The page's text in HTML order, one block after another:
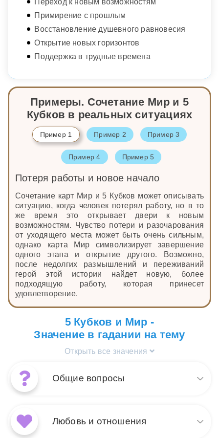
Переход к новым возможностям
Примирение с прошлым
Восстановление душевного равновесия
Открытие новых горизонтов
Поддержка в трудные времена
Примеры. Сочетание Мир и 5
Кубков в реальных ситуациях
Пример 1 Пример 2 Пример 3
Пример 4 Пример 5
Потеря работы и новое начало
Сочетание карт Мир и 5 Кубков может описывать
ситуацию, когда человек потерял работу, но в то
же время это открывает двери к новым
возможностям. Чувство потери и разочарования
от уходящего места может быть очень сильным,
однако карта Мир символизирует завершение
одного этапа и открытие другого. Возможно,
после недолгих размышлений и переживаний
герой этой истории найдет новую, более
подходящую работу, которая принесет
удовлетворение.
5 Кубков и Мир -
Значение в гадании на тему
Открыть все значения
Общие вопросы
Кубков в общих раскладах
Любовь и отношения